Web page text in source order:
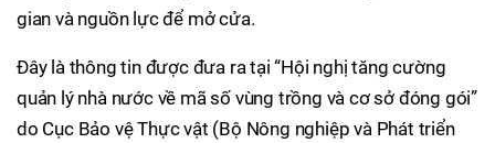
gian và nguồn lực để mở cửa.
Đây là thông tin được đưa ra tại “Hội nghị tăng cường
quản lý nhà nước về mã số vùng trồng và cơ sở đóng gói”
do Cục Bảo vệ Thực vật (Bộ Nông nghiệp và Phát triển